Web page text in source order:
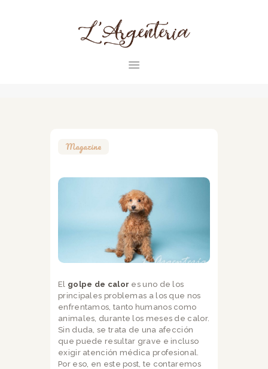
L'ARGENTERIA
CONTACTO
Magazine
El golpe de calor es uno de los
principales problemas a los que nos
enfrentamos, tanto humanos como
animales, durante los meses de calor.
Sin duda, se trata de una afección
que puede resultar grave e incluso
exigir atención médica profesional.
Por eso, en este post, te contaremos